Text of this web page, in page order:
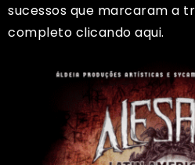
sucessos que marcaram a
completo clicando aqui.